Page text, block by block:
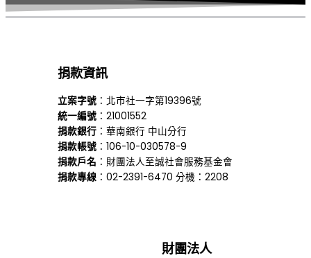
捐款資訊
立案字號 ：北市社一字第19396號
統一編號 ：21001552
捐款銀行 ：華南銀行 中山分行
捐款帳號 ：106-10-030578-9
捐款戶名 ：財團法人至誠社會服務基金會
捐款專線 ：02-2391-6470 分機：2208
財團法人